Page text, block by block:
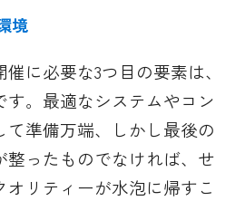
境
に必要な3つ目の要素は、
す。最適なシステムやコン
て準備万端、しかし最後の
整ったものでなければ、せ
オリティーが水泡に帰すこ